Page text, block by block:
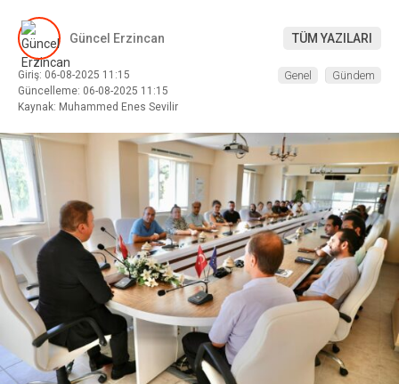
Güncel Erzincan TÜM YAZILARI
Giriş: 06-08-2025 11:15
Güncelleme: 06-08-2025 11:15
Kaynak: Muhammed Enes Sevilir
Genel Gündem